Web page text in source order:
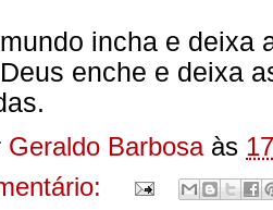
incha e deixa
enche e deixa
Geraldo Barbosa às